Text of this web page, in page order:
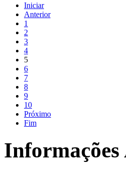
Iniciar
Anterior
1
2
3
4
5
6
7
8
9
10
Próximo
Fim